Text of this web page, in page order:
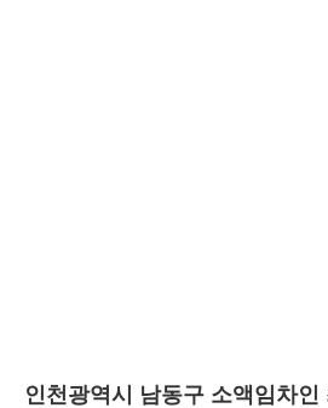
인천광역시 남동구 소액임차인